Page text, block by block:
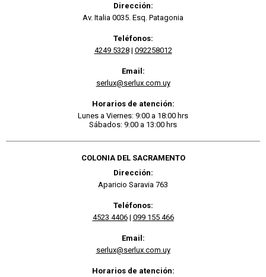
Dirección:
Av. Italia 0035. Esq. Patagonia
Teléfonos:
4249 5328| 092258012
Email:
serlux@serlux.com.uy
Horarios de atención:
Lunes a Viernes: 9:00 a 18:00 hrs
Sábados: 9:00 a 13:00 hrs
COLONIA DEL SACRAMENTO
Dirección:
Aparicio Saravia 763
Teléfonos:
4523 4406| 099 155 466
Email:
serlux@serlux.com.uy
Horarios de atención: